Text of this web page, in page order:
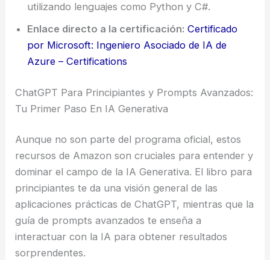
utilizando lenguajes como Python y C#.
Enlace directo a la certificación: Certificado
por Microsoft: Ingeniero Asociado de IA de
Azure – Certifications
ChatGPT Para Principiantes y Prompts Avanzados:
Tu Primer Paso En IA Generativa
Aunque no son parte del programa oficial, estos
recursos de Amazon son cruciales para entender y
dominar el campo de la IA Generativa. El libro para
principiantes te da una visión general de las
aplicaciones prácticas de ChatGPT, mientras que la
guía de prompts avanzados te enseña a
interactuar con la IA para obtener resultados
sorprendentes.